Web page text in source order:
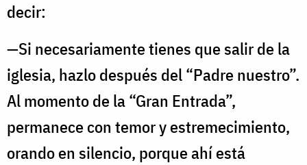
decir:
—Si necesariamente tienes que salir de la
iglesia, hazlo después del “Padre nuestro”.
Al momento de la “Gran Entrada”,
permanece con temor y estremecimiento,
orando en silencio, porque ahí está